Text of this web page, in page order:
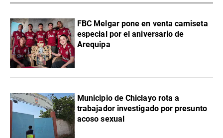
FBC Melgar pone en venta camiseta
especial por el aniversario de
Arequipa
Municipio de Chiclayo rota a
trabajador investigado por presunto
acoso sexual